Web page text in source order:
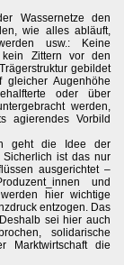
Wassernetze den
wie alles abläuft,
usw.: Keine
Zittern vor den
gebildet
Augenhöhe
oder über
werden,
agierendes Vorbild
geht die Idee der
ist das nur
ausgerichtet –
und
hier wichtige
entzogen. Das
sei hier auch
solidarische
Marktwirtschaft die